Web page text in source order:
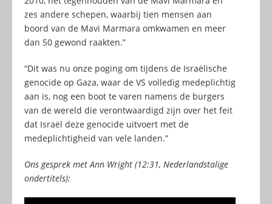
zes andere schepen, waarbij tien mensen aan
boord van de Mavi Marmara omkwamen en meer
dan 50 gewond raakten.”
“Dit was nu onze poging om tijdens de Israëlische
genocide op Gaza, waar de VS volledig medeplichtig
aan is, nog een boot te varen namens de burgers
van de wereld die verontwaardigd zijn over het feit
dat Israël deze genocide uitvoert met de
medeplichtigheid van vele landen.”
Ons gesprek met Ann Wright (12:31, Nederlandstalige
ondertitels):